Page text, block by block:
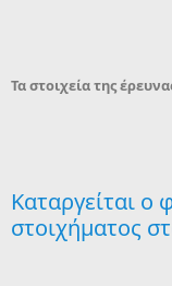
Τα στοιχεία της
Kαταργείται
στοιχήματος